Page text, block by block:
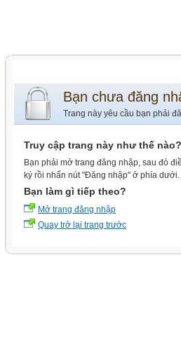
Bạn chưa đăng
Trang này yêu cầu bạn phải
Truy cập trang này như thế nào?
Bạn phải mở trang đăng nhập, sau đó
ký rồi nhấn nút "Đăng nhập" ở phía dưới.
Bạn làm gì tiếp theo?
Mở trang đăng nhập
Quay trở lại trang trước